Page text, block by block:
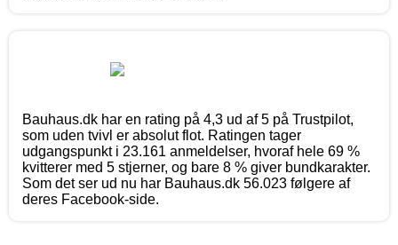
Bauhaus.dk har en rating på 4,3 ud af 5 på Trustpilot,
som uden tvivl er absolut flot. Ratingen tager
udgangspunkt i 23.161 anmeldelser, hvoraf hele 69 %
kvitterer med 5 stjerner, og bare 8 % giver bundkarakter.
Som det ser ud nu har Bauhaus.dk 56.023 følgere af
deres Facebook-side.